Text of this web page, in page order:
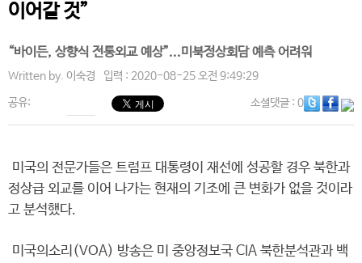
이어갈 것”
“바이든, 상향식 전통외교 예상”...미북정상회담 예측 어려워
Written by. 이숙경 입력 : 2020-08-25 오전 9:49:29
공유: 소셜댓글: 0
미국의 전문가들은 트럼프 대통령이 재선에 성공할 경우 북한과
정상급 외교를 이어 나가는 현재의 기조에 큰 변화가 없을 것이라
고 분석했다.
미국의소리(VOA) 방송은 미 중앙정보국 CIA 북한분석관과 백